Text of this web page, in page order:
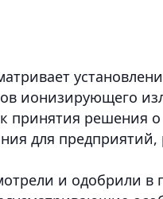
ионизирующего
принятия решения
для
и одобрили